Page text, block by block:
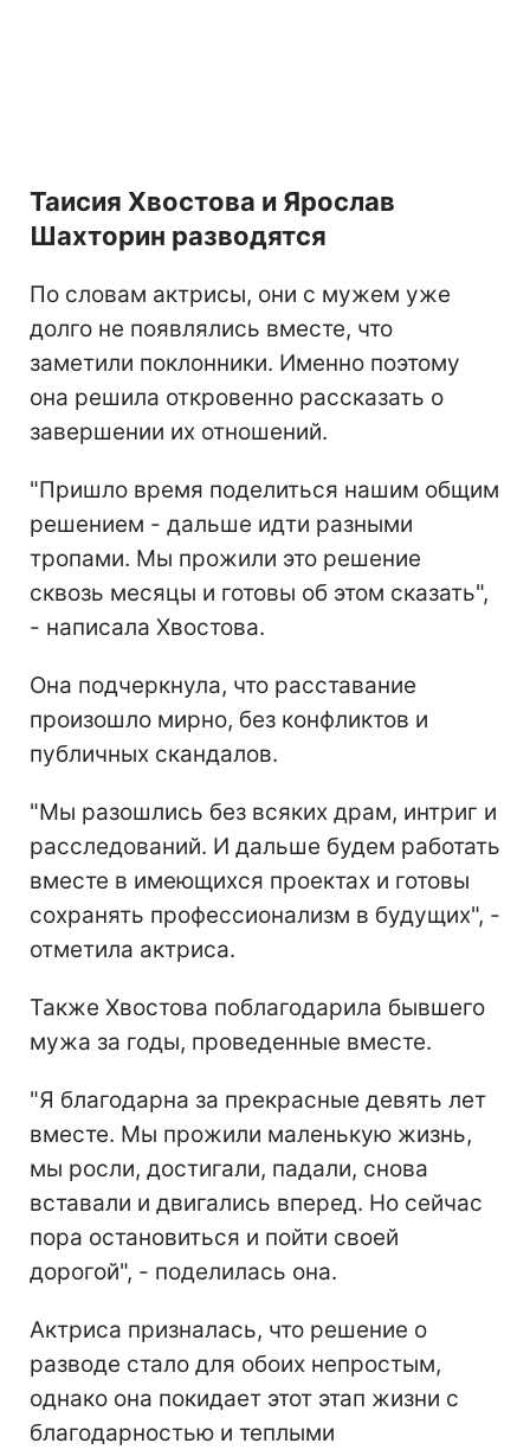
Таисия Хвостова и Ярослав
Шахторин разводятся
По словам актрисы, они с мужем уже
долго не появлялись вместе, что
заметили поклонники. Именно поэтому
она решила откровенно рассказать о
завершении их отношений.
"Пришло время поделиться нашим общим
решением - дальше идти разными
тропами. Мы прожили это решение
сквозь месяцы и готовы об этом сказать",
- написала Хвостова.
Она подчеркнула, что расставание
произошло мирно, без конфликтов и
публичных скандалов.
"Мы разошлись без всяких драм, интриг и
расследований. И дальше будем работать
вместе в имеющихся проектах и готовы
сохранять профессионализм в будущих", -
отметила актриса.
Также Хвостова поблагодарила бывшего
мужа за годы, проведенные вместе.
"Я благодарна за прекрасные девять лет
вместе. Мы прожили маленькую жизнь,
мы росли, достигали, падали, снова
вставали и двигались вперед. Но сейчас
пора остановиться и пойти своей
дорогой", - поделилась она.
Актриса призналась, что решение о
разводе стало для обоих непростым,
однако она покидает этот этап жизни с
благодарностью и теплыми